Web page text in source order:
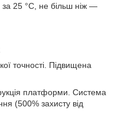
за 25 °C, не більш ніж —
точності. Підвищена
платформи. Система
(500% захисту від